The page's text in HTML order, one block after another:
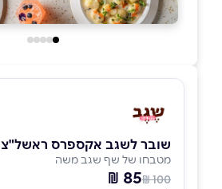
שובר לשגב אקספרס ראשל"צ
מטבחו של שף שגב משה
100 ₪
85 ₪